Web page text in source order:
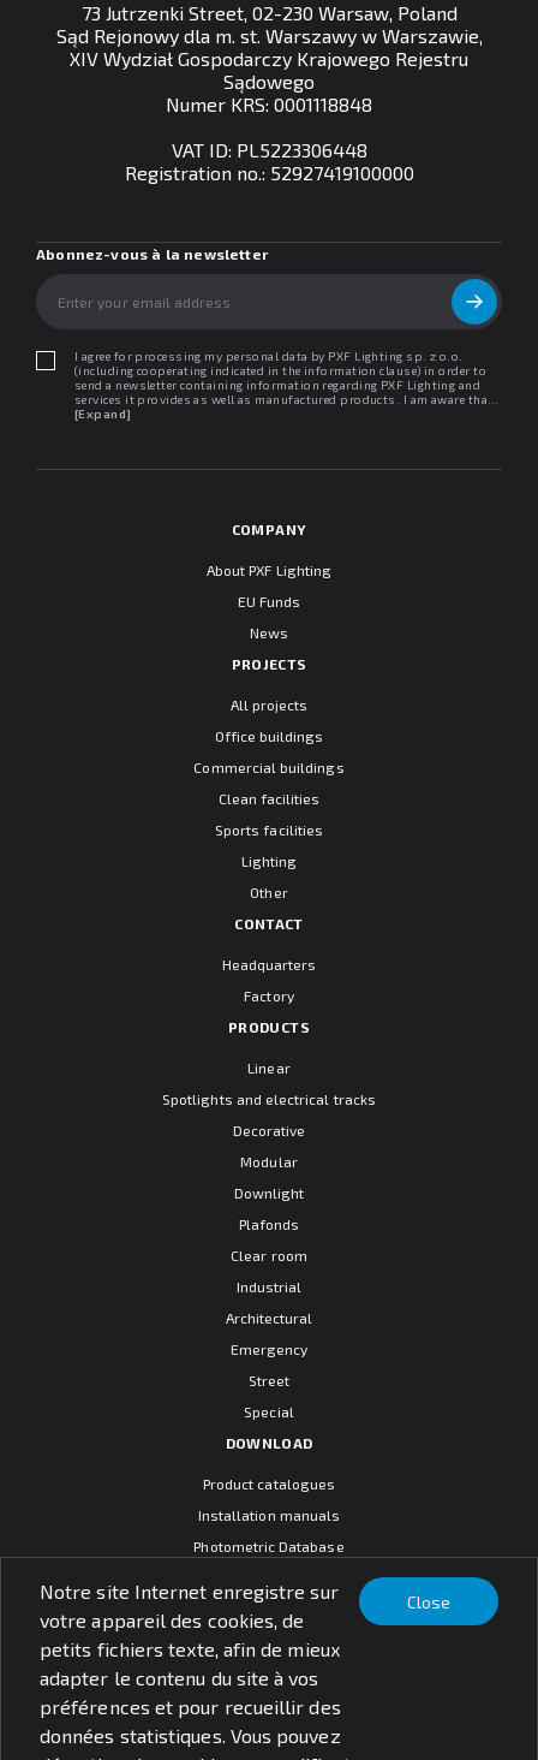
Notre site Internet enregistre sur
votre appareil des cookies, de
petits fichiers texte, afin de mieux
adapter le contenu du site à vos
préférences et pour recueillir des
données statistiques. Vous pouvez
Close
73 Jutrzenki Street, 02-230 Warsaw, Poland
Sąd Rejonowy dla m. st. Warszawy w Warszawie,
XIV Wydział Gospodarczy Krajowego Rejestru
Sądowego
Numer KRS: 0001118848
VAT ID: PL5223306448
Registration no.: 52927419100000
Abonnez-vous à la newsletter
I agree for processing my personal data by PXF Lighting sp. z o.o.
(including cooperating indicated in the information clause) in order to
send a newsletter containing information regarding PXF Lighting and
services it provides as well as manufactured products. I am aware that I
may withdraw my consent at any time. I declare that I have read the
[Expand]
COMPANY
About PXF Lighting
EU Funds
News
PROJECTS
All projects
Office buildings
Commercial buildings
Clean facilities
Sports facilities
Lighting
Other
CONTACT
Headquarters
Factory
PRODUCTS
Linear
Spotlights and electrical tracks
Decorative
Modular
Downlight
Plafonds
Clear room
Industrial
Architectural
Emergency
Street
Special
DOWNLOAD
Product catalogues
Installation manuals
Photometric Database
General sales conditions
SOCIAL MEDIA